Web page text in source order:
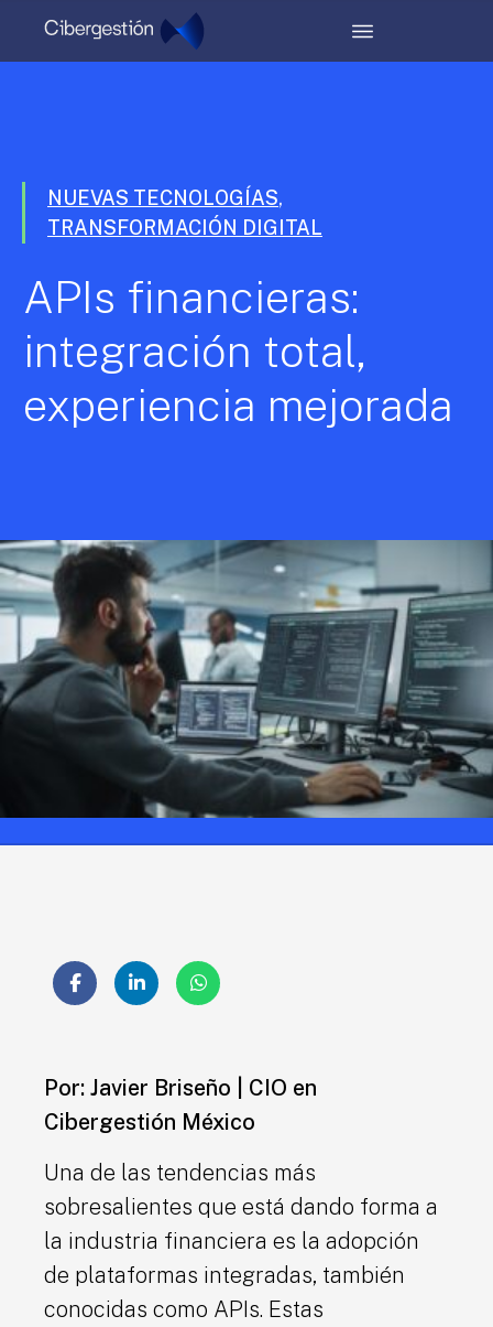
NUEVAS TECNOLOGÍAS,
TRANSFORMACIÓN DIGITAL
APIs financieras:
integración total,
experiencia mejorada
Por: Javier Briseño | CIO en
Cibergestión México
Una de las tendencias más
sobresalientes que está dando forma a
la industria financiera es la adopción
de plataformas integradas, también
conocidas como APIs. Estas